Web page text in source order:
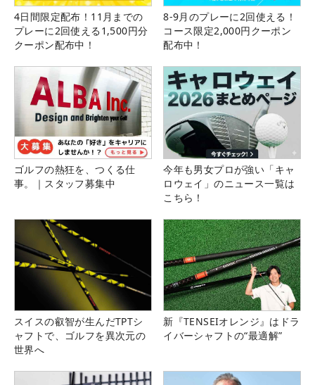
4日間限定配布！11月までの
プレーに2回使える1,500円分
クーポン配布中！
8-9月のプレーに2回使える！
コース限定2,000円クーポン
配布中！
ゴルフの熱狂を、つくる仕
事。｜スタッフ募集中
今年も男女プロが強い「キャ
ロウェイ」のニュース一覧は
こちら！
スイスの叡智が生んだTPTシ
ャフトで、ゴルフを異次元の
世界へ
新『TENSEIオレンジ』はドラ
イバーシャフトの“最適解”